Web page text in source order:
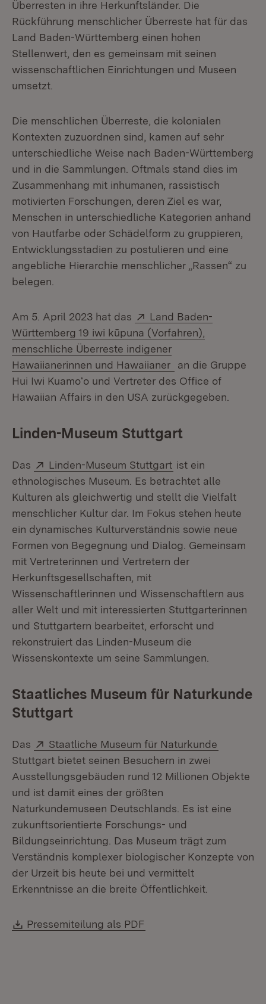
Überresten in ihre Herkunftsländer. Die
Rückführung menschlicher Überreste hat für das
Land Baden-Württemberg einen hohen
Stellenwert, den es gemeinsam mit seinen
wissenschaftlichen Einrichtungen und Museen
umsetzt.
Die menschlichen Überreste, die kolonialen
Kontexten zuzuordnen sind, kamen auf sehr
unterschiedliche Weise nach Baden-Württemberg
und in die Sammlungen. Oftmals stand dies im
Zusammenhang mit inhumanen, rassistisch
motivierten Forschungen, deren Ziel es war,
Menschen in unterschiedliche Kategorien anhand
von Hautfarbe oder Schädelform zu gruppieren,
Entwicklungsstadien zu postulieren und eine
angebliche Hierarchie menschlicher „Rassen“ zu
belegen.
Am 5. April 2023 hat das Extern:
Land Baden-
Württemberg 19 iwi kūpuna (Vorfahren),
menschliche Überreste indigener
Hawaiianerinnen und Hawaiianer
(Öffnet in neuem
an die Gruppe
Hui Iwi Kuamoʻo und Vertreter des Office of
Hawaiian Affairs in den USA zurückgegeben.
Linden-Museum Stuttgart
Das Extern:
Linden-Museum Stuttgart (Öffnet in neuem
ist ein
ethnologisches Museum. Es betrachtet alle
Kulturen als gleichwertig und stellt die Vielfalt
menschlicher Kultur dar. Im Fokus stehen heute
ein dynamisches Kulturverständnis sowie neue
Formen von Begegnung und Dialog. Gemeinsam
mit Vertreterinnen und Vertretern der
Herkunftsgesellschaften, mit
Wissenschaftlerinnen und Wissenschaftlern aus
aller Welt und mit interessierten Stuttgarterinnen
und Stuttgartern bearbeitet, erforscht und
rekonstruiert das Linden-Museum die
Wissenskontexte um seine Sammlungen.
Staatliches Museum für Naturkunde
Stuttgart
Das Extern:
Staatliche Museum für Naturkunde
Stuttgart bietet seinen Besuchern in zwei
Ausstellungsgebäuden rund 12 Millionen Objekte
und ist damit eines der größten
Naturkundemuseen Deutschlands. Es ist eine
zukunftsorientierte Forschungs- und
Bildungseinrichtung. Das Museum trägt zum
Verständnis komplexer biologischer Konzepte von
der Urzeit bis heute bei und vermittelt
Erkenntnisse an die breite Öffentlichkeit.
Download:
Pressemiteilung als PDF